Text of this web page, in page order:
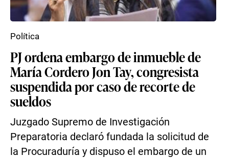
PJ ordena embargo de inmueble de
María Cordero Jon Tay, congresista
suspendida por caso de recorte de
sueldos
Juzgado Supremo de Investigación
Preparatoria declaró fundada la solicitud de
la Procuraduría y dispuso el embargo de un
Política